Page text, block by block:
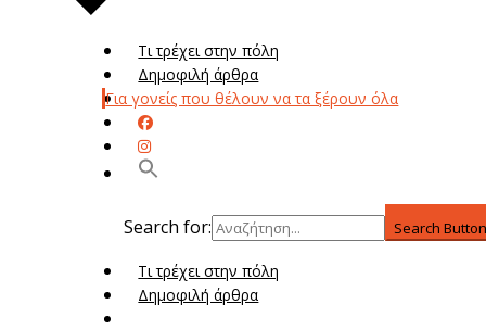
Τι τρέχει στην πόλη
Δημοφιλή άρθρα
Για γονείς που θέλουν να τα ξέρουν όλα
Search for: Search
Τι τρέχει στην πόλη
Δημοφιλή άρθρα